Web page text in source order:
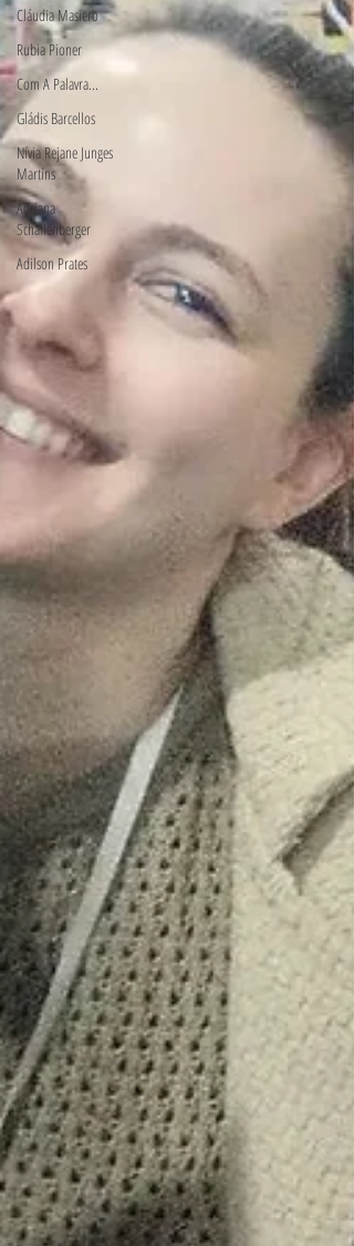
Cláudia Masiero
Rubia Pioner
Com A Palavra...
Gládis Barcellos
Nívia Rejane Junges
Martins
Adriana
Schallenberger
Adilson Prates